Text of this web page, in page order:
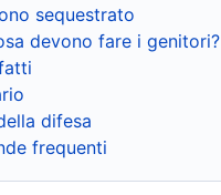
sequestrato
devono fare i genitori?
difesa
frequenti